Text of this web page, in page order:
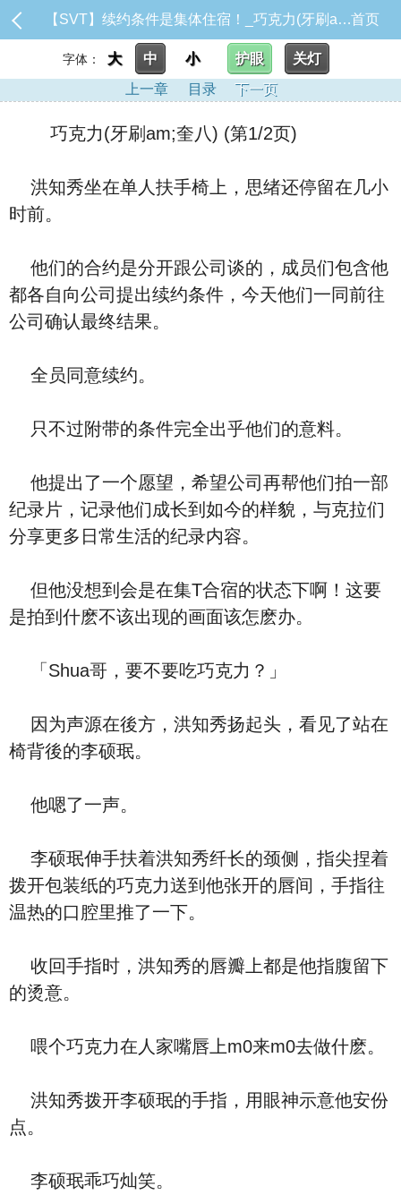
【SVT】续约条件是集体住宿！_巧克力(牙刷am;奎八)首页
字体： 大 中 小 护眼
关灯
上一章
目录 下一页
巧克力(牙刷am;奎八) (第1/2页)
洪知秀坐在单人扶手椅上，思绪还停留在几小
时前。
他们的合约是分开跟公司谈的，成员们包含他
都各自向公司提出续约条件，今天他们一同前往
公司确认最终结果。
全员同意续约。
只不过附带的条件完全出乎他们的意料。
他提出了一个愿望，希望公司再帮他们拍一部
纪录片，记录他们成长到如今的样貌，与克拉们
分享更多日常生活的纪录内容。
但他没想到会是在集T合宿的状态下啊！这要
是拍到什麽不该出现的画面该怎麽办。
「Shua哥，要不要吃巧克力？」
因为声源在後方，洪知秀扬起头，看见了站在
椅背後的李硕珉。
他嗯了一声。
李硕珉伸手扶着洪知秀纤长的颈侧，指尖捏着
拨开包装纸的巧克力送到他张开的唇间，手指往
温热的口腔里推了一下。
收回手指时，洪知秀的唇瓣上都是他指腹留下
的烫意。
喂个巧克力在人家嘴唇上m0来m0去做什麽。
洪知秀拨开李硕珉的手指，用眼神示意他安份
点。
李硕珉乖巧灿笑。